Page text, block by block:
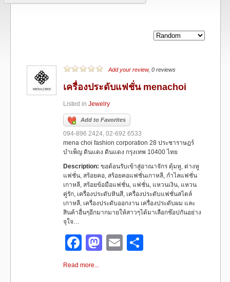
Add your review, 0 reviews
เครื่องประดับแฟชั่น menachoi
Listed in Jewelry
Add to Favorites
094-896 2424, 02-692 6533
mena choi fashion corporation 28 ประชาราษฎร์
บำเพ็ญ ดินแดง ดินแดง กรุงเทพ 10400 ไทย
Description: ขอต้อนรับเข้าสู่อาณาจักร ตุ้มหู, ต่างหู
แฟชั่น, สร้อยคอ, สร้อยคอแฟชั่นเกาหลี, กำไลแฟชั่น
เกาหลี, สร้อยข้อมือแฟชั่น, แฟชั่น, แหวนเงิน, แหวน
คู่รัก, เครื่องประดับหินสี, เครื่องประดับแฟชั่นสไตล์
เกาหลี, เครื่องประดับออกงาน เครื่องประดับผม และ
สินค้าอื่นๆอีกมากมายให้สาวๆได้มาเลือกช๊อปกันอย่าง
จุใจ…
F
a
M
E
Read more...